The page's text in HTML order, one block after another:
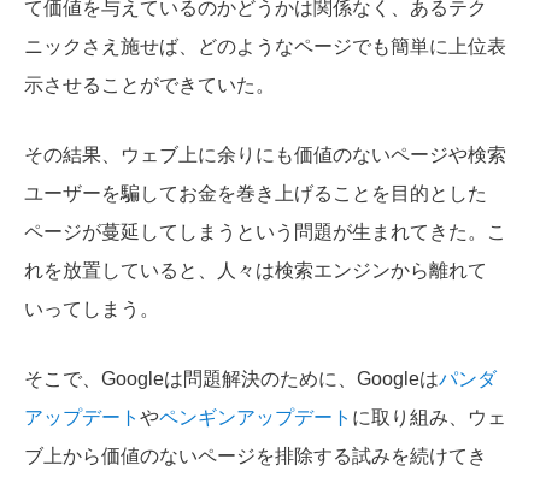
て価値を与えているのかどうかは関係なく、あるテク
ニックさえ施せば、どのようなページでも簡単に上位表
示させることができていた。
その結果、ウェブ上に余りにも価値のないページや検索
ユーザーを騙してお金を巻き上げることを目的とした
ページが蔓延してしまうという問題が生まれてきた。こ
れを放置していると、人々は検索エンジンから離れて
いってしまう。
そこで、Googleは問題解決のために、Googleはパンダ
アップデート やペンギンアップデート に取り組み、ウェ
ブ上から価値のないページを排除する試みを続けてき